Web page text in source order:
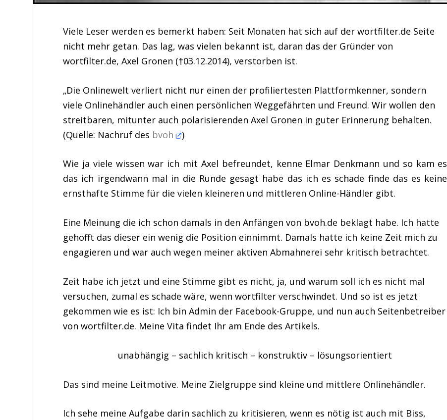
Viele Leser werden es bemerkt haben: Seit Monaten hat sich auf der wortfilter.de Seite
nicht mehr getan. Das lag, was vielen bekannt ist, daran das der Gründer von
wortfilter.de, Axel Gronen (†03.12.2014), verstorben ist.
„Die Onlinewelt verliert nicht nur einen der profiliertesten Plattformkenner, sondern
viele Onlinehändler auch einen persönlichen Weggefährten und Freund. Wir wollen den
streitbaren, mitunter auch polarisierenden Axel Gronen in guter Erinnerung behalten.
(Quelle: Nachruf des bvoh )
Wie ja viele wissen war ich mit Axel befreundet, kenne Elmar Denkmann und so kam es
das ich irgendwann mal in die Runde gesagt habe das ich es schade finde das es keine
ernsthafte Stimme für die vielen kleineren und mittleren Online-Händler gibt.
Eine Meinung die ich schon damals in den Anfängen von bvoh.de beklagt habe. Ich hatte
gehofft das dieser ein wenig die Position einnimmt. Damals hatte ich keine Zeit mich zu
engagieren und war auch wegen meiner aktiven Abmahnerei sehr kritisch betrachtet.
Zeit habe ich jetzt und eine Stimme gibt es nicht, ja, und warum soll ich es nicht mal
versuchen, zumal es schade wäre, wenn wortfilter verschwindet. Und so ist es jetzt
gekommen wie es ist: Ich bin Admin der Facebook-Gruppe, und nun auch Seitenbetreiber
von wortfilter.de. Meine Vita findet Ihr am Ende des Artikels.
unabhängig – sachlich kritisch – konstruktiv – lösungsorientiert
Das sind meine Leitmotive. Meine Zielgruppe sind kleine und mittlere Onlinehändler.
Ich sehe meine Aufgabe darin sachlich zu kritisieren, wenn es nötig ist auch mit Biss,